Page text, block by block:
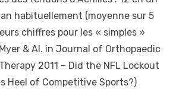
habituellement (moyenne sur 5
chiffres pour les « simples »
& Al. in Journal of Orthopaedic
2011 – Did the NFL Lockout
Heel of Competitive Sports?)